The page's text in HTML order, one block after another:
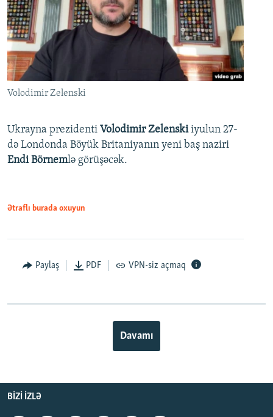
Volodimir Zelenski
Ukrayna prezidenti Volodimir Zelenskiiyulun 27-
də Londonda Böyük Britaniyanın yeni baş naziri
Endi Börnemlə görüşəcək.
Ətraflı burada oxuyun
Paylaş PDF VPN-siz açmaq
Davamı
BIZI IZLƏ